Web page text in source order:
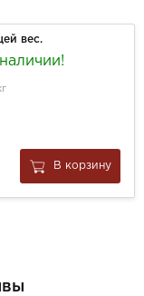
вес.
В корзину